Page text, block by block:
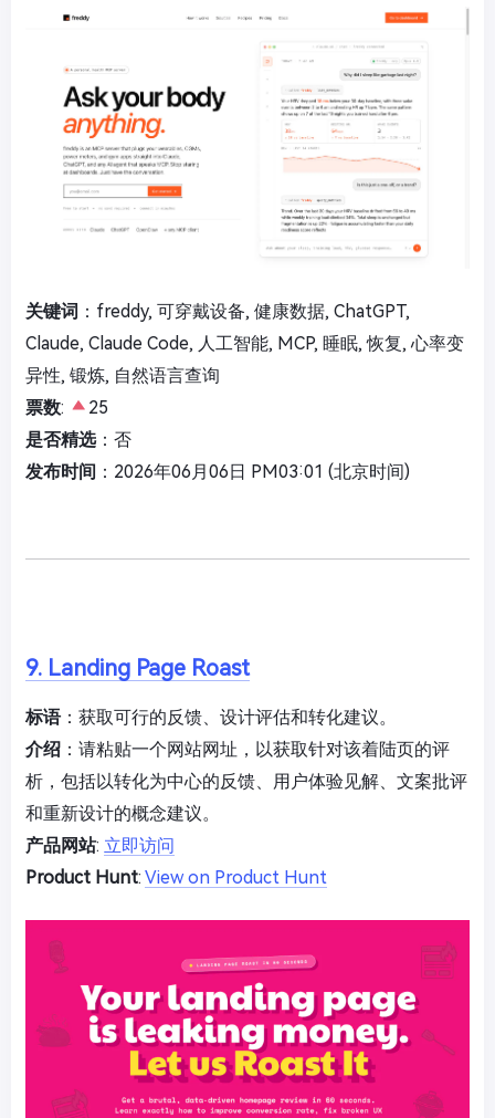
关键词 ：freddy, 可穿戴设备, 健康数据, ChatGPT,
Claude, Claude Code, 人工智能, MCP, 睡眠, 恢复, 心率变
异性, 锻炼, 自然语言查询
票数:
25
是否精选：否
发布时间 ：2026年06月06日 PM03:01 (北京时间)
9. Landing Page Roast
标语：获取可行的反馈、设计评估和转化建议。
介绍 ：请粘贴一个网站网址，以获取针对该着陆页的评
析，包括以转化为中心的反馈、用户体验见解、文案批评
和重新设计的概念建议。
产品网站: 立即访问
Product Hunt: View on Product Hunt